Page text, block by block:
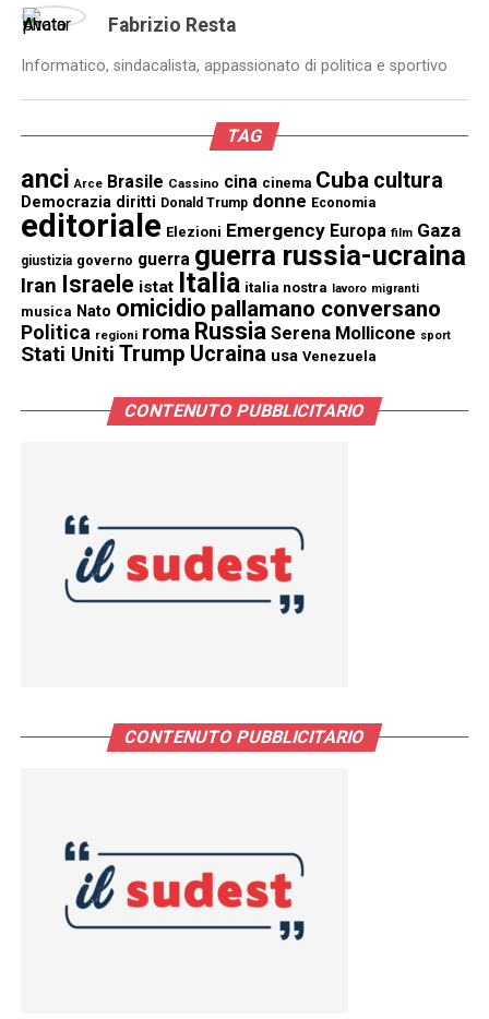
Fabrizio Resta
Informatico, sindacalista, appassionato di politica e sportivo
TAG
anci Arce Brasile Cassino cina cinema Cuba cultura
Democrazia diritti Donald Trump donne Economia
editoriale Elezioni Emergency Europa film Gaza
giustizia governo guerra guerra russia-ucraina
Iran Israele istat Italia italia nostra lavoro migranti
musica Nato omicidio pallamano conversano
Politica regioni roma Russia Serena Mollicone sport
Stati Uniti Trump Ucraina usa Venezuela
CONTENUTO PUBBLICITARIO
CONTENUTO PUBBLICITARIO